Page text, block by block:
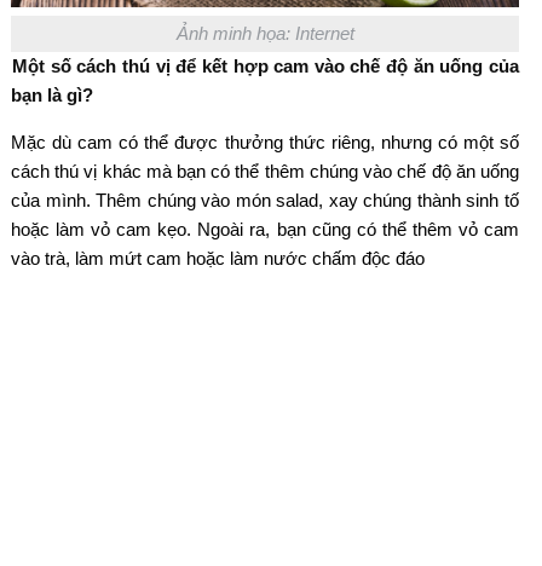
Ảnh minh họa: Internet
Một số cách thú vị để kết hợp cam vào chế độ ăn uống của
bạn là gì?
Mặc dù cam có thể được thưởng thức riêng, nhưng có một số
cách thú vị khác mà bạn có thể thêm chúng vào chế độ ăn uống
của mình. Thêm chúng vào món salad, xay chúng thành sinh tố
hoặc làm vỏ cam kẹo. Ngoài ra, bạn cũng có thể thêm vỏ cam
vào trà, làm mứt cam hoặc làm nước chấm độc đáo